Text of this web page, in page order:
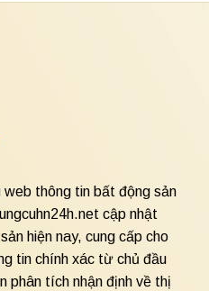
web thông tin bất động sản
cập nhật
hiện nay, cung cấp cho
tin chính xác từ chủ đầu
phân tích nhận định về thị